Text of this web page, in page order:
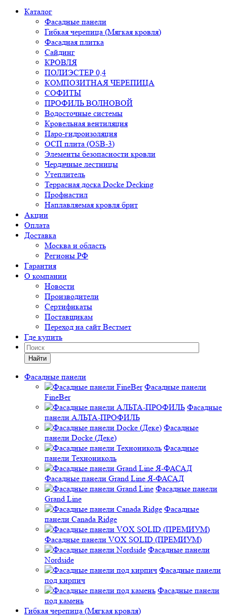
Каталог
Фасадные панели
Гибкая черепица (Мягкая кровля)
Фасадная плитка
Сайдинг
КРОВЛЯ
ПОЛИЭСТЕР 0,4
КОМПОЗИТНАЯ ЧЕРЕПИЦА
СОФИТЫ
ПРОФИЛЬ ВОЛНОВОЙ
Водосточные системы
Кровельная вентиляция
Паро-гидроизоляция
ОСП плита (OSB-3)
Элементы безопасности кровли
Чердачные лестницы
Утеплитель
Террасная доска Docke Decking
Профнастил
Наплавляемая кровля брит
Акции
Оплата
Доставка
Москва и область
Регионы РФ
Гарантия
О компании
Новости
Производители
Сертификаты
Поставщикам
Переход на сайт Вестмет
Где купить
Найти
Фасадные панели
Фасадные панели
FineBer
Фасадные
панели АЛЬТА-ПРОФИЛЬ
Фасадные
панели Docke (Деке)
Фасадные
панели Технониколь
Фасадные панели Grand Line Я-ФАСАД
Фасадные панели
Grand Line
Фасадные
панели Canada Ridge
Фасадные панели VOX SOLID (ПРЕМИУМ)
Фасадные панели
Nordside
Фасадные панели
под кирпич
Фасадные панели
под камень
Гибкая черепица (Мягкая кровля)